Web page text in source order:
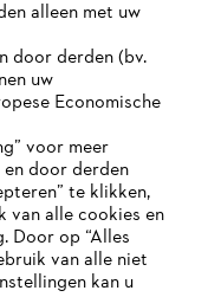
Om
alleen met uw
door derden (bv.
uw
Economische
voor meer
door derden
te klikken,
van alle cookies en
Door op “Alles
van alle niet
kan u